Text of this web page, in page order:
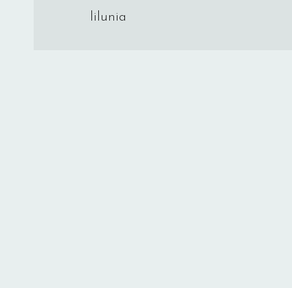
wpisulilunia